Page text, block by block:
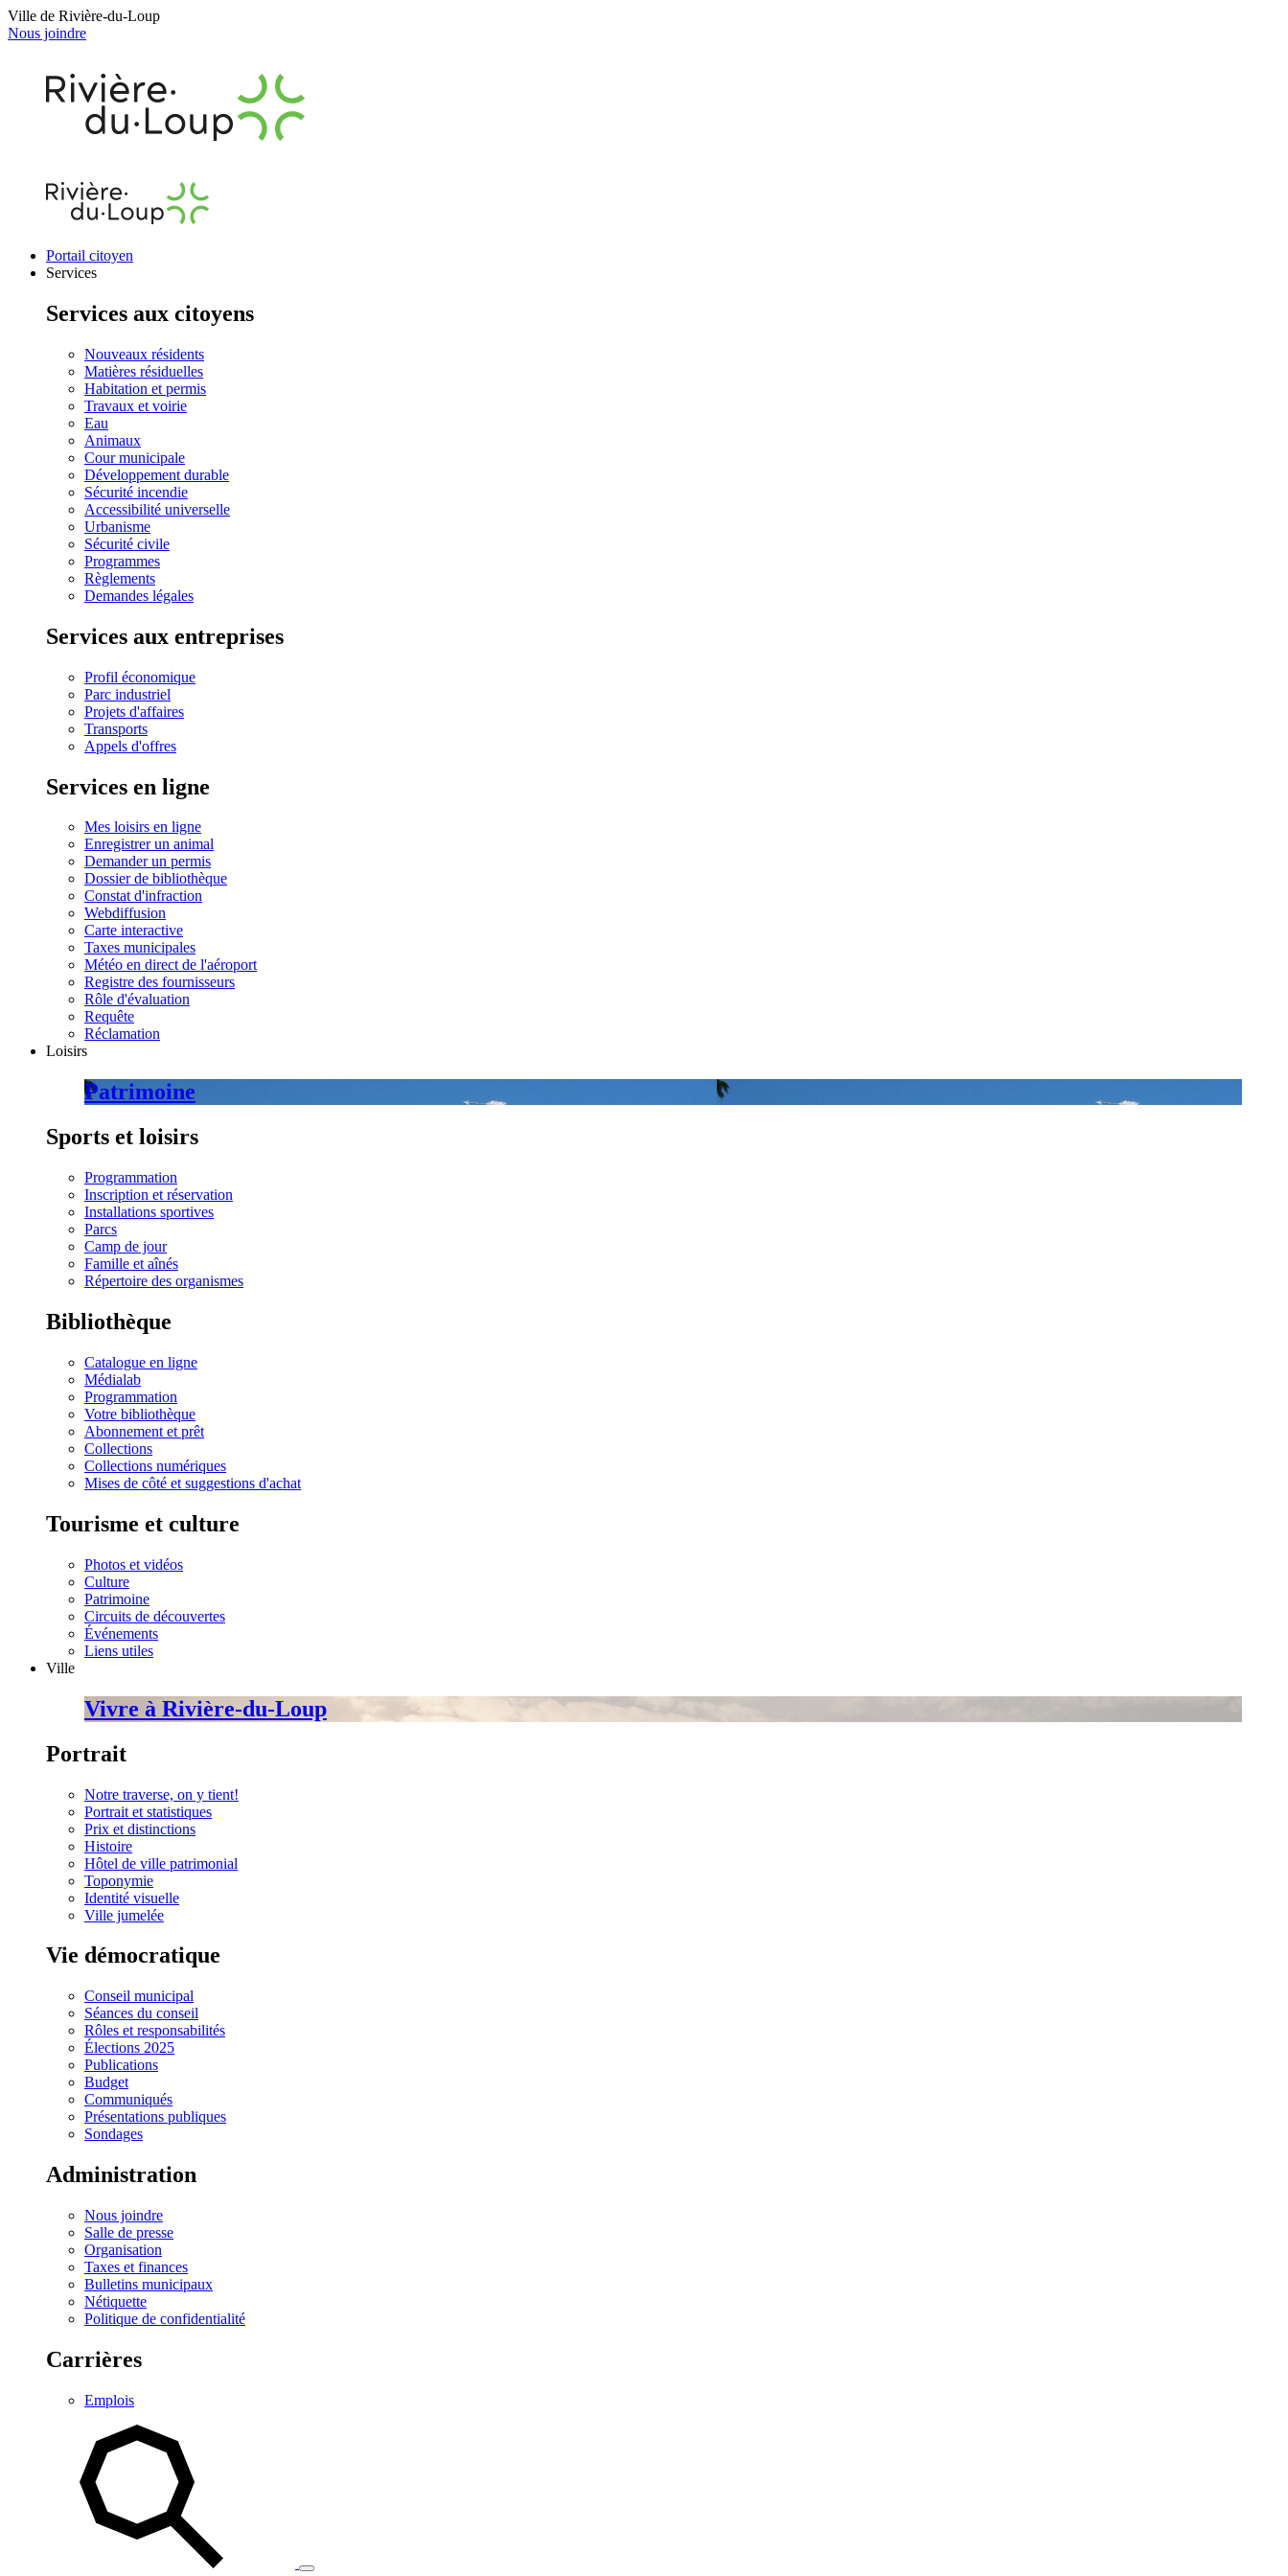
Ville de Rivière-du-Loup
Nous joindre
Portail citoyen
Services
Services aux citoyens
Nouveaux résidents
Matières résiduelles
Habitation et permis
Travaux et voirie
Eau
Animaux
Cour municipale
Développement durable
Sécurité incendie
Accessibilité universelle
Urbanisme
Sécurité civile
Programmes
Règlements
Demandes légales
Services aux entreprises
Profil économique
Parc industriel
Projets d'affaires
Transports
Appels d'offres
Services en ligne
Mes loisirs en ligne
Enregistrer un animal
Demander un permis
Dossier de bibliothèque
Constat d'infraction
Webdiffusion
Carte interactive
Taxes municipales
Météo en direct de l'aéroport
Registre des fournisseurs
Rôle d'évaluation
Requête
Réclamation
Loisirs
Patrimoine
Sports et loisirs
Programmation
Inscription et réservation
Installations sportives
Parcs
Camp de jour
Famille et aînés
Répertoire des organismes
Bibliothèque
Catalogue en ligne
Médialab
Programmation
Votre bibliothèque
Abonnement et prêt
Collections
Collections numériques
Mises de côté et suggestions d'achat
Tourisme et culture
Photos et vidéos
Culture
Patrimoine
Circuits de découvertes
Événements
Liens utiles
Ville
Vivre à Rivière-du-Loup
Portrait
Notre traverse, on y tient!
Portrait et statistiques
Prix et distinctions
Histoire
Hôtel de ville patrimonial
Toponymie
Identité visuelle
Ville jumelée
Vie démocratique
Conseil municipal
Séances du conseil
Rôles et responsabilités
Élections 2025
Publications
Budget
Communiqués
Présentations publiques
Sondages
Administration
Nous joindre
Salle de presse
Organisation
Taxes et finances
Bulletins municipaux
Nétiquette
Politique de confidentialité
Carrières
Emplois